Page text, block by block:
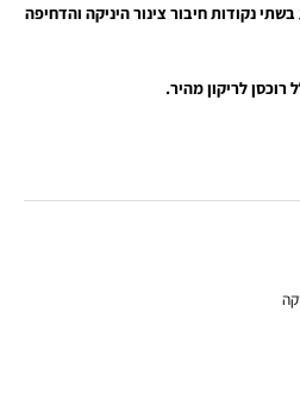
נקודות חיבור צינור היניקה והדחיפה